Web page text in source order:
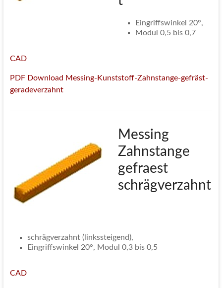
Eingriffswinkel 20°,
Modul 0,5 bis 0,7
CAD
PDF Download Messing-Kunststoff-Zahnstange-gefräst-
geradeverzahnt
Messing
Zahnstange
gefraest
schrägverzahnt
schrägverzahnt (linkssteigend),
Eingriffswinkel 20°, Modul 0,3 bis 0,5
CAD